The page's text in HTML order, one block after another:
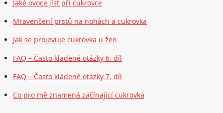
Jaké ovoce jíst při cukrovce
Mravenčení prstů na nohách a cukrovka
Jak se projevuje cukrovka u žen
FAQ – Často kladené otázky 6. díl
FAQ – Často kladené otázky 7. díl
Co pro mě znamená začínající cukrovka